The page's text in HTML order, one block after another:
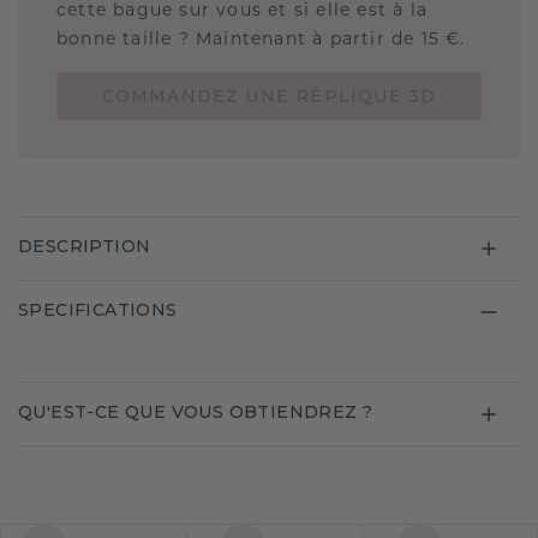
cette bague sur vous et si elle est à la
bonne taille ? Maintenant à partir de 15 €.
DESCRIPTION
SPECIFICATIONS
QU'EST-CE QUE VOUS OBTIENDREZ ?